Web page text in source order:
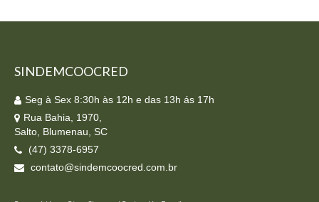
SINDEMCOOCRED
Seg à Sex 8:30h às 12h e das 13h ás 17h
Rua Bahia, 1970,
Salto, Blumenau, SC
(47) 3378-6957
contato@sindemcoocred.com.br